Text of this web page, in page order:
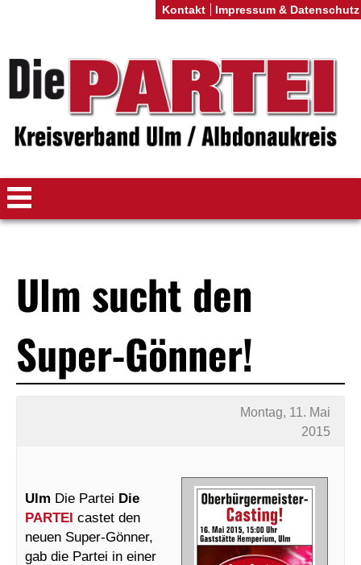
Ulm sucht den
Super-Gönner!
Montag, 11. Mai
2015
Ulm Die Partei Die
PARTEI castet den
neuen Super-Gönner,
gab die Partei in einer
Kontakt Impressum & Datenschutz